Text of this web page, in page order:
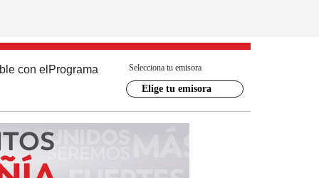
con el Programa Selecciona tu emisora
Elige tu emisora